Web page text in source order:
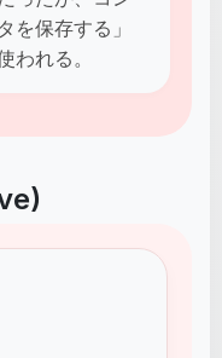
を保存する」
われる。